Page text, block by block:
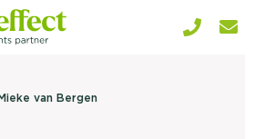
van Bergen